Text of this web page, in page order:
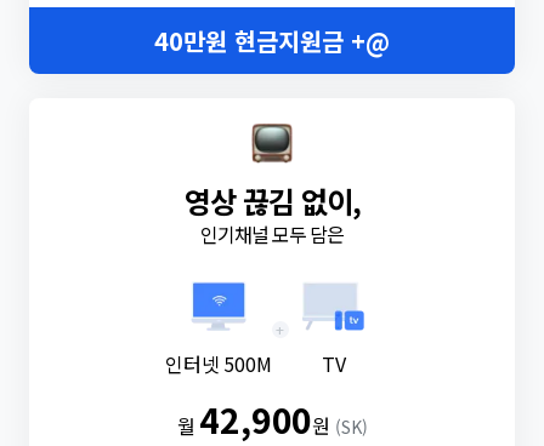
40만원 현금지원금 +@
영상 끊김 없이,
인기채널 모두 담은
인터넷 500M
+
TV
월 42,900원 (SK)